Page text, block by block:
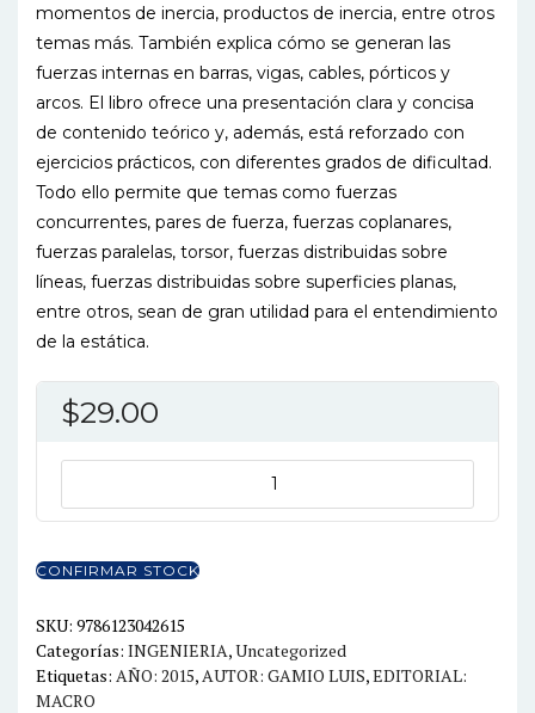
momentos de inercia, productos de inercia, entre otros
temas más. También explica cómo se generan las
fuerzas internas en barras, vigas, cables, pórticos y
arcos. El libro ofrece una presentación clara y concisa
de contenido teórico y, además, está reforzado con
ejercicios prácticos, con diferentes grados de dificultad.
Todo ello permite que temas como fuerzas
concurrentes, pares de fuerza, fuerzas coplanares,
fuerzas paralelas, torsor, fuerzas distribuidas sobre
líneas, fuerzas distribuidas sobre superficies planas,
entre otros, sean de gran utilidad para el entendimiento
de la estática.
$29.00
APLICACIONES
CONFIRMAR STOCK
SKU: 9786123042615
Categorías: INGENIERIA,Uncategorized
Etiquetas: AÑO: 2015, AUTOR: GAMIO LUIS,EDITORIAL:
MACRO